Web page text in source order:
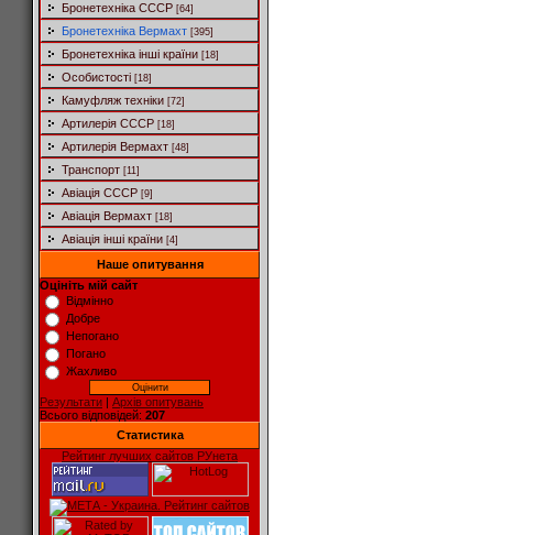
Бронетехніка СССР [64]
Бронетехніка Вермахт [395]
Бронетехніка інші країни [18]
Особистості [18]
Камуфляж техніки [72]
Артилерія СССР [18]
Артилерія Вермахт [48]
Транспорт [11]
Авіація СССР [9]
Авіація Вермахт [18]
Авіація інші країни [4]
Наше опитування
Оцініть мій сайт
Відмінно
Добре
Непогано
Погано
Жахливо
Результати | Архів опитувань
Всього відповідей: 207
Статистика
Рейтинг лучших сайтов РУнета